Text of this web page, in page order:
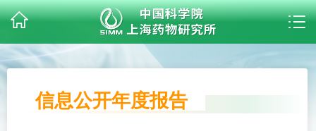
信息公开年度报告